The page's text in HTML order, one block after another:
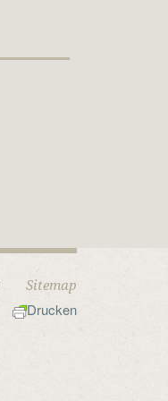
Sitemap
Drucken